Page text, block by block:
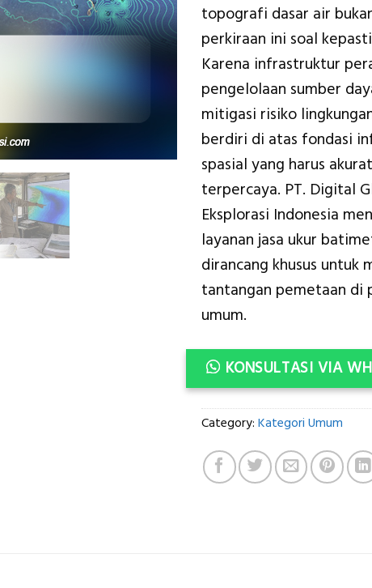
topografi dasar air
perkiraan ini soal
Karena infrastruktur
pengelolaan sumber
mitigasi risiko
berdiri di atas fondasi
spasial yang harus
terpercaya. PT. Digital
Eksplorasi Indonesia
layanan jasa ukur
dirancang khusus untuk
tantangan pemetaan di
umum.
KONSULTASI VIA
Category: Kategori Umum